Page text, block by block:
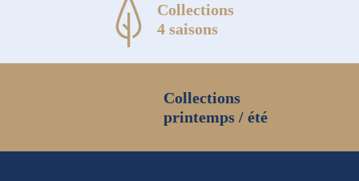
Collections
4 saisons
Collections
printemps / été